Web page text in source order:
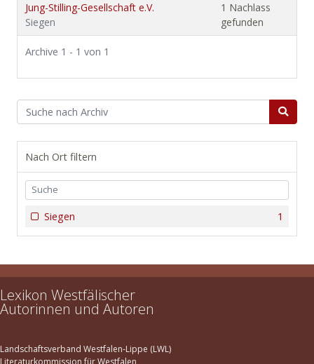
Jung-Stilling-Gesellschaft e.V.
Siegen
1 Nachlass
gefunden
Archive 1 - 1 von 1
Nach Ort filtern
1
Siegen
Lexikon Westfälischer
Autorinnen und Autoren
Landschaftsverband Westfalen-Lippe (LWL)
Literaturkommission für Westfalen